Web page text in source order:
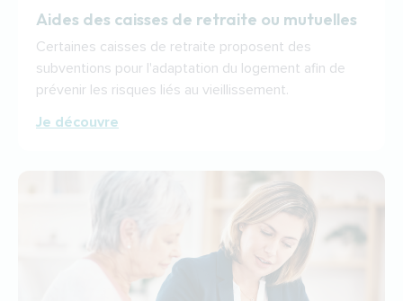
Aides des caisses de retraite ou mutuelles
Certaines caisses de retraite proposent des
subventions pour l'adaptation du logement afin de
prévenir les risques liés au vieillissement.
Je découvre